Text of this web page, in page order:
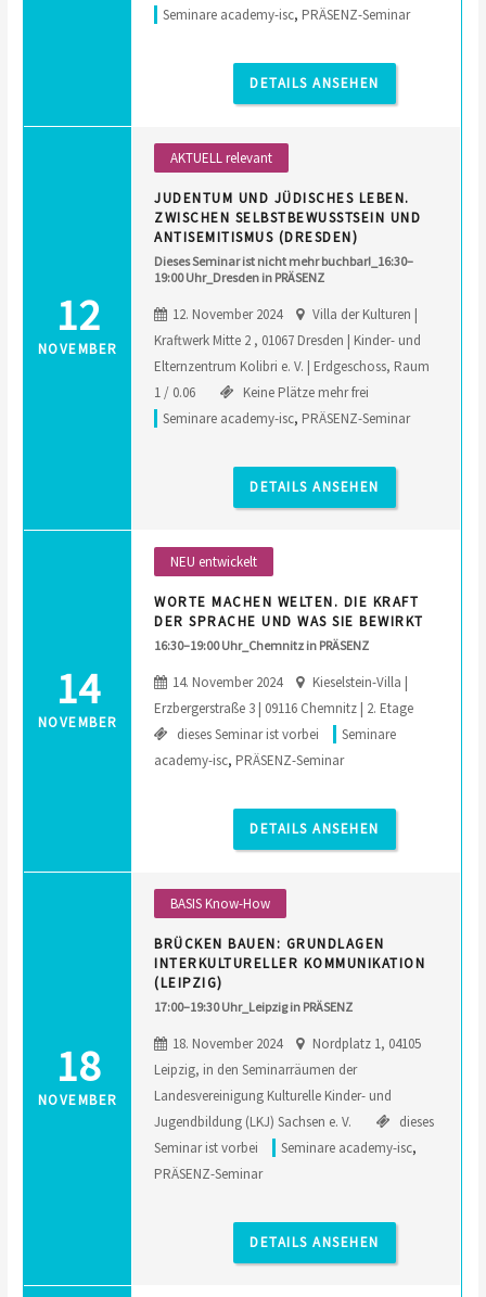
Seminare academy-isc, PRÄSENZ-Seminar
DETAILS ANSEHEN
12
NOVEMBER
AKTUELL relevant
JUDENTUM UND JÜDISCHES LEBEN.
ZWISCHEN SELBSTBEWUSSTSEIN UND
ANTISEMITISMUS (DRESDEN)
Dieses Seminar ist nicht mehr buchbar!_16:30–
19:00 Uhr_Dresden in PRÄSENZ
12. November 2024
Villa der Kulturen |
Kraftwerk Mitte 2 , 01067 Dresden | Kinder- und
Elternzentrum Kolibri e. V. | Erdgeschoss, Raum
1 / 0.06
Keine Plätze mehr frei
Seminare academy-isc, PRÄSENZ-Seminar
DETAILS ANSEHEN
14
NOVEMBER
NEU entwickelt
WORTE MACHEN WELTEN. DIE KRAFT
DER SPRACHE UND WAS SIE BEWIRKT
16:30–19:00 Uhr_Chemnitz in PRÄSENZ
14. November 2024
Kieselstein-Villa |
Erzbergerstraße 3 | 09116 Chemnitz | 2. Etage
dieses Seminar ist vorbei
Seminare
academy-isc, PRÄSENZ-Seminar
DETAILS ANSEHEN
18
NOVEMBER
BASIS Know-How
BRÜCKEN BAUEN: GRUNDLAGEN
INTERKULTURELLER KOMMUNIKATION
(LEIPZIG)
17:00–19:30 Uhr_Leipzig in PRÄSENZ
18. November 2024
Nordplatz 1, 04105
Leipzig, in den Seminarräumen der
Landesvereinigung Kulturelle Kinder- und
Jugendbildung (LKJ) Sachsen e. V.
dieses
Seminar ist vorbei
Seminare academy-isc,
PRÄSENZ-Seminar
DETAILS ANSEHEN